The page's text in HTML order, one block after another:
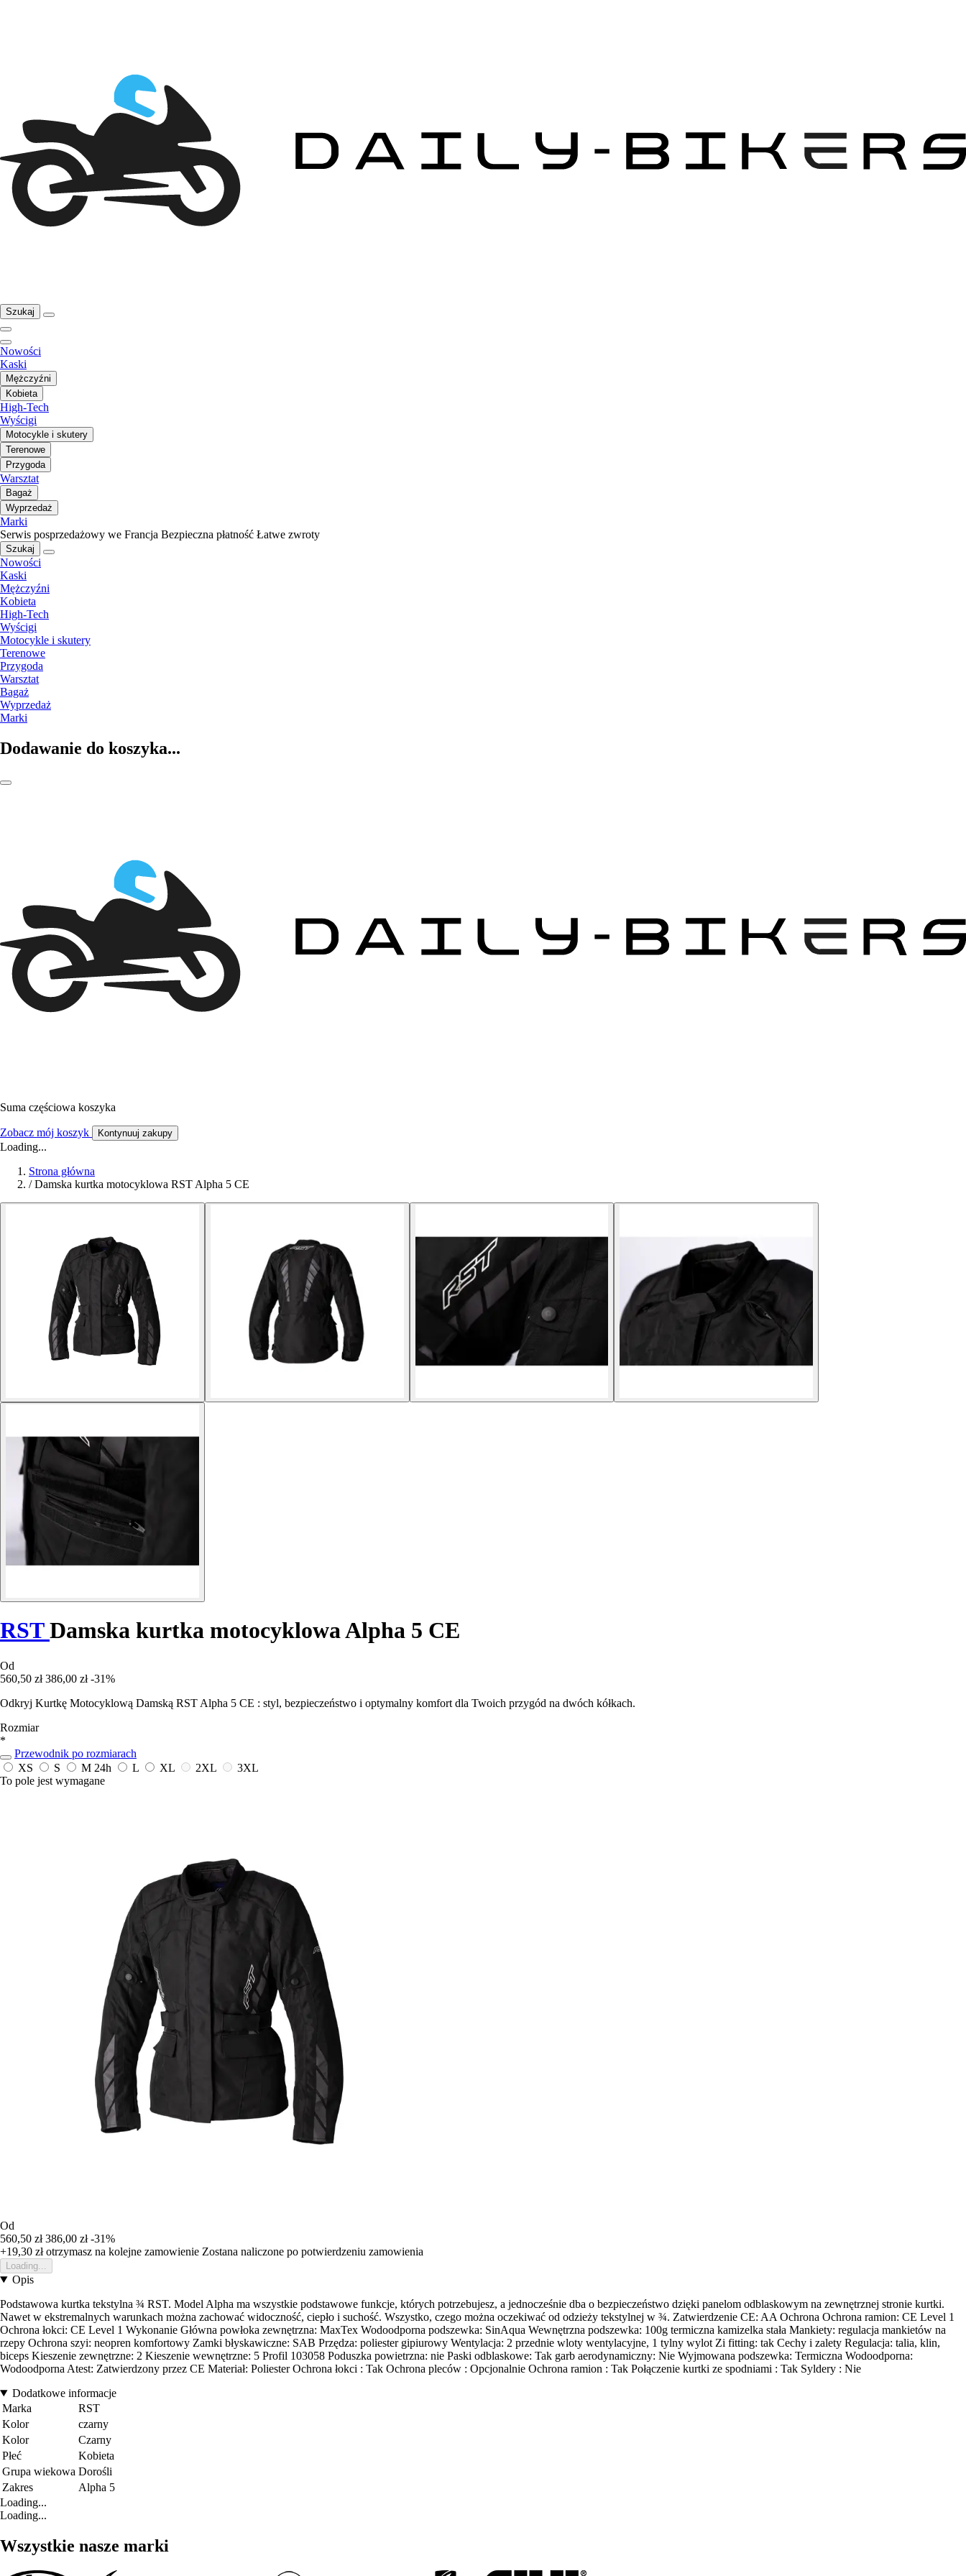
Szukaj
Nowości
Kaski
Mężczyźni
Kobieta
High-Tech
Wyścigi
Motocykle i skutery
Terenowe
Przygoda
Warsztat
Bagaż
Wyprzedaż
Marki
Serwis posprzedażowy we Francja Bezpieczna płatność Łatwe zwroty
Szukaj
Nowości
Kaski
Mężczyźni
Kobieta
High-Tech
Wyścigi
Motocykle i skutery
Terenowe
Przygoda
Warsztat
Bagaż
Wyprzedaż
Marki
Dodawanie do koszyka...
Suma częściowa koszyka
Zobacz mój koszyk Kontynuuj zakupy
Loading...
Strona główna
/ Damska kurtka motocyklowa RST Alpha 5 CE
RSTDamska kurtka motocyklowa Alpha 5 CE
Od
560,50 zł 386,00 zł -31%
Odkryj Kurtkę Motocyklową Damską RST Alpha 5 CE : styl, bezpieczeństwo i optymalny komfort dla Twoich przygód na dwóch kółkach.
Rozmiar
*
Przewodnik po rozmiarach
XS
S M 24h L XL 2XL
3XL
To pole jest wymagane
Od
560,50 zł 386,00 zł -31%
+19,30 złotrzymasz na kolejne zamowienie Zostana naliczone po potwierdzeniu zamowienia
Loading...
Opis
Podstawowa kurtka tekstylna ¾ RST. Model Alpha ma wszystkie podstawowe funkcje, których potrzebujesz, a jednocześnie dba o bezpieczeństwo dzięki panelom odblaskowym na zewnętrznej stronie kurtki.
Nawet w ekstremalnych warunkach można zachować widoczność, ciepło i suchość. Wszystko, czego można oczekiwać od odzieży tekstylnej w ¾. Zatwierdzenie CE: AA Ochrona Ochrona ramion: CE Level 1
Ochrona łokci: CE Level 1 Wykonanie Główna powłoka zewnętrzna: MaxTex Wodoodporna podszewka: SinAqua Wewnętrzna podszewka: 100g termiczna kamizelka stała Mankiety: regulacja mankietów na
rzepy Ochrona szyi: neopren komfortowy Zamki błyskawiczne: SAB Przędza: poliester gipiurowy Wentylacja: 2 przednie wloty wentylacyjne, 1 tylny wylot Zi fitting: tak Cechy i zalety Regulacja: talia, klin,
biceps Kieszenie zewnętrzne: 2 Kieszenie wewnętrzne: 5 Profil 103058 Poduszka powietrzna: nie Paski odblaskowe: Tak garb aerodynamiczny: Nie Wyjmowana podszewka: Termiczna Wodoodporna:
Wodoodporna Atest: Zatwierdzony przez CE Materiał: Poliester Ochrona łokci : Tak Ochrona pleców : Opcjonalnie Ochrona ramion : Tak Połączenie kurtki ze spodniami : Tak Syldery : Nie
Dodatkowe informacje
Marka
RST
Kolor
czarny
Kolor
Czarny
Płeć
Kobieta
Grupa wiekowa Dorośli
Zakres
Alpha 5
Loading...
Loading...
Wszystkie nasze marki